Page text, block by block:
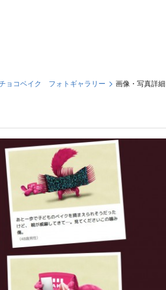
ョコベイク フォトギャラリー 画像・写真詳細